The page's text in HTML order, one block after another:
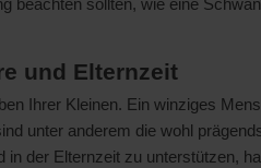
beachten sollten, wie eine
und Elternzeit
Ihrer Kleinen. Ein winziges
unter anderem die wohl
der Elternzeit zu unterstützen,